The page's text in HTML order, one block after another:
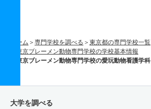
ホーム 専門学校を調べる
東京都の専門学校一覧
東京ブレーメン動物専門学校の学校基本情報
東京ブレーメン動物専門学校の愛玩動物看護学科
大学を調べる